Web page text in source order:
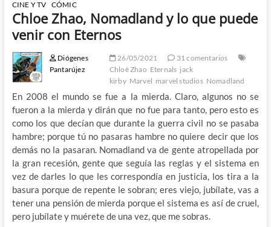
CINE Y TV CÓMIC
Chloe Zhao, Nomadland y lo que puede
venir con Eternos
Diógenes
Pantarújez
26/05/2021
31 comentarios
Chloé Zhao Eternals jack
kirby Marvel marvel studios Nomadland
En 2008 el mundo se fue a la mierda. Claro, algunos no se
fueron a la mierda y dirán que no fue para tanto, pero esto es
como los que decían que durante la guerra civil no se pasaba
hambre; porque tú no pasaras hambre no quiere decir que los
demás no la pasaran. Nomadland va de gente atropellada por
la gran recesión, gente que seguía las reglas y el sistema en
vez de darles lo que les correspondía en justicia, los tira a la
basura porque de repente le sobran; eres viejo, jubílate, vas a
tener una pensión de mierda porque el sistema es así de cruel,
pero jubílate y muérete de una vez, que me sobras.